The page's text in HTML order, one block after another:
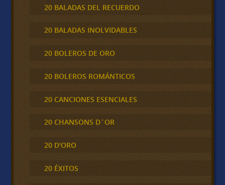
20 BALADAS DEL RECUERDO
20 BALADAS INOLVIDABLES
20 BOLEROS DE ORO
20 BOLEROS ROMÁNTICOS
20 CANCIONES ESENCIALES
20 CHANSONS D´OR
20 D'ORO
20 ÉXITOS